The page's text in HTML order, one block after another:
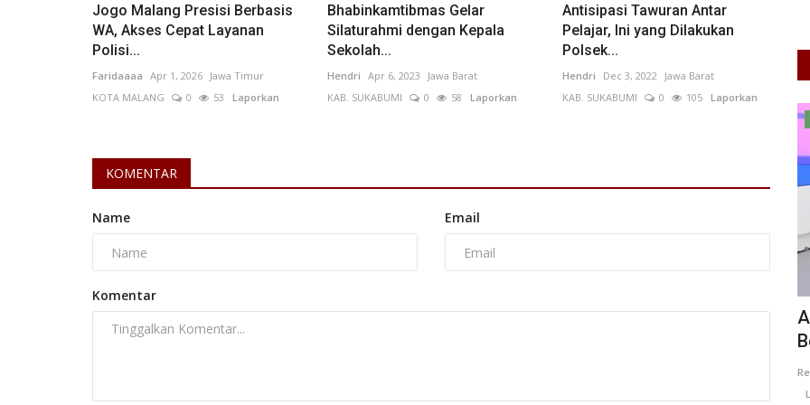
Jogo Malang Presisi Berbasis
WA, Akses Cepat Layanan
Polisi...
Faridaaaa Apr 1, 2026 Jawa Timur
KOTA MALANG
0 53 Laporkan
Bhabinkamtibmas Gelar
Silaturahmi dengan Kepala
Sekolah...
Hendri Apr 6, 2023
Jawa Barat
KAB. SUKABUMI
0 58 Laporkan
Antisipasi Tawuran Antar
Pelajar, Ini yang Dilakukan
Polsek...
Hendri Dec 3, 2022
Jawa Barat
KAB. SUKABUMI
0 105Laporkan
KOMENTAR
Name Email
Komentar
Sampah Berserakan di Sejumlah Titik,
DLH Tasikmalaya Siap...
APKOMINDO dan APTIKNAS Siap